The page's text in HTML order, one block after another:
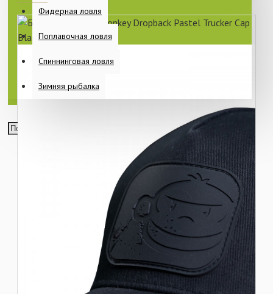
Фидерная ловля
Поплавочная ловля
Спиннинговая ловля
Зимняя рыбалка